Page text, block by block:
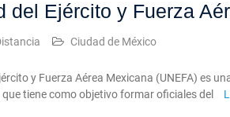
del Ejército y Fuerza
Ciudad de México
y Fuerza Aérea Mexicana (UNEFA) es
que tiene como objetivo formar oficiales del